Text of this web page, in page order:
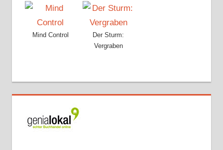
Mind Control
Der Sturm:
Vergraben